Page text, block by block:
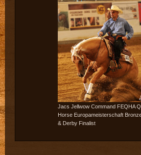
Jacs Jellwow Command FEQHA
Horse Europameisterschaft
& Derby Finalist